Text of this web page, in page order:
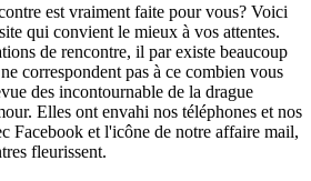
est vraiment faite pour vous? Voici
qui convient le mieux à vos attentes.
de rencontre, il par existe beaucoup
correspondent pas à ce combien vous
des incontournable de la drague
Elles ont envahi nos téléphones et nos
Facebook et l'icône de notre affaire mail,
fleurissent.